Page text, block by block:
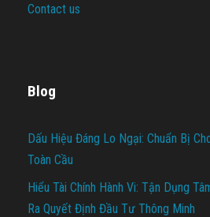
Contact us
Blog
Dấu Hiệu Đáng Lo Ngại: Chuẩn Bị
Toàn Cầu
Hiểu Tài Chính Hành Vi: Tận Dụng
Ra Quyết Định Đầu Tư Thông Minh